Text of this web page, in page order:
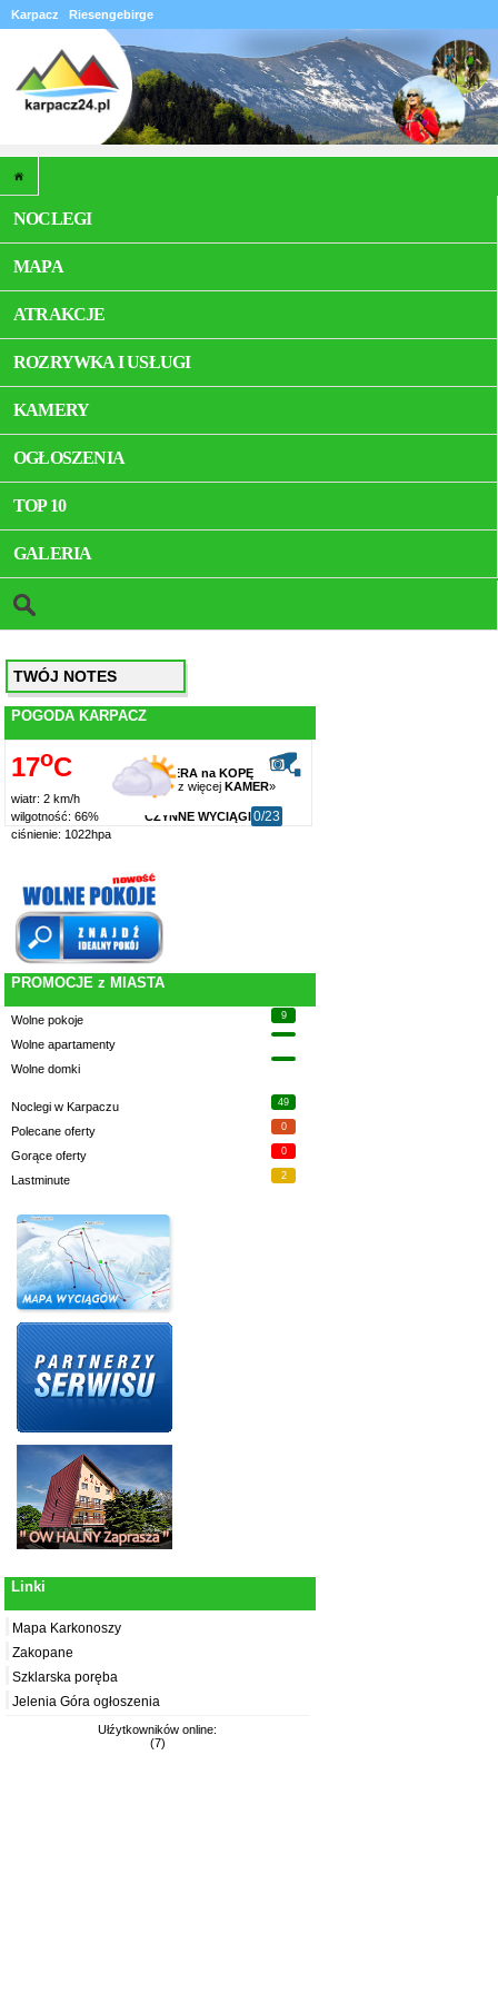
Karpacz Riesengebirge
NOCLEGI
MAPA
ATRAKCJE
ROZRYWKA I USŁUGI
KAMERY
OGŁOSZENIA
TOP 10
GALERIA
TWÓJ NOTES
POGODA KARPACZ
17oC
wiatr: 2 km/h
wilgotność: 66%
ciśnienie: 1022hpa
KAMERA na KOPĘ
zobacz więcej KAMER»
CZYNNE WYCIĄGI0/23
PROMOCJE z MIASTA
Wolne pokoje 9
Wolne apartamenty
Wolne domki
Noclegi w Karpaczu 49
Polecane oferty 0
Gorące oferty 0
Lastminute 2
Linki
Mapa Karkonoszy
Zakopane
Szklarska poręba
Jelenia Góra ogłoszenia
Ułźytkowników online:
(7)